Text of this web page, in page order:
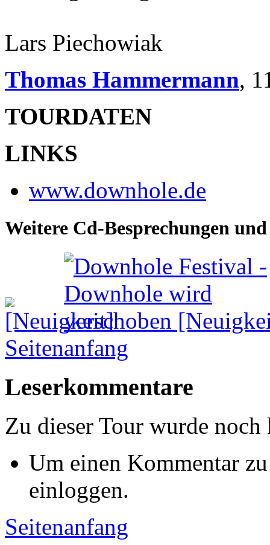
Lars Piechowiak
Thomas Hammermann,
TOURDATEN
LINKS
www.downhole.de
Weitere Cd-Besprechungen
Seitenanfang
Leserkommentare
Zu dieser Tour wurde
Um einen Kommentar
einloggen.
Seitenanfang